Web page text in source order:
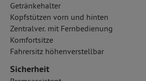
Getränkehalter
Kopfstützen vorn und hinten
Zentralver. mit Fernbedienung
Komfortsitze
Fahrersitz höhenverstellbar
Sicherheit